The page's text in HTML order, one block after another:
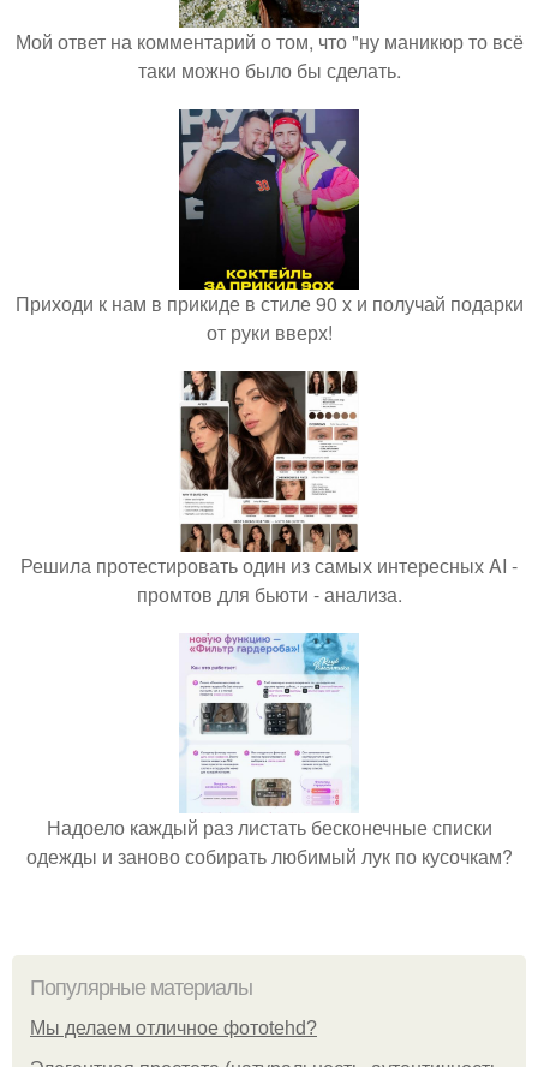
Мой ответ на комментарий о том, что "ну маникюр то всё
таки можно было бы сделать.
Приходи к нам в прикиде в стиле 90 х и получай подарки
от руки вверх!
Решила протестировать один из самых интересных AI -
промтов для бьюти - анализа.
Надоело каждый раз листать бесконечные списки
одежды и заново собирать любимый лук по кусочкам?
Популярные материалы
Мы делаем отличное фотоtehd?